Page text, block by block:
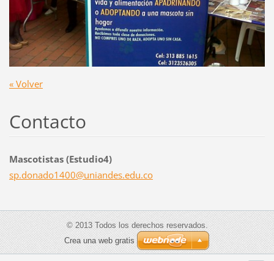
« Volver
Contacto
Mascotistas (Estudio4)
sp.donado1400@uniandes.edu.co
© 2013 Todos los derechos reservados.
Crea una web gratis